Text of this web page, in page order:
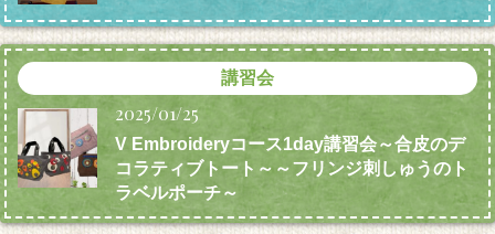
講習会
2025/01/25
V Embroideryコース1day講習会～合皮のデ
コラティブトート～～フリンジ刺しゅうのト
ラベルポーチ～